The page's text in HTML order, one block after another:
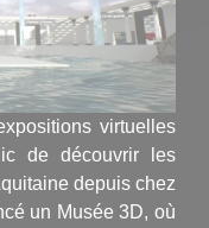
virtuelles
de découvrir les
depuis chez
un Musée 3D, où